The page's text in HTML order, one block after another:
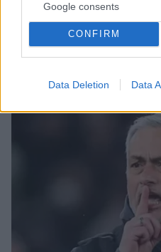
Google consents
CONFIRM
Data Deletion Data
Ο Σαμ Μέντες λέει ότι τα
βραβεία Όσκαρ είναι
Ο βραβευμένος